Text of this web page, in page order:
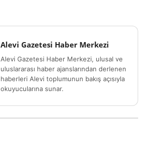
Alevi Gazetesi Haber Merkezi
Alevi Gazetesi Haber Merkezi, ulusal ve
uluslararası haber ajanslarından derlenen
haberleri Alevi toplumunun bakış açısıyla
okuyucularına sunar.